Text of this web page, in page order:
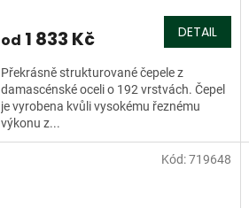
od 1 833 Kč DETAIL
Překrásně strukturované čepele z
damascénské oceli o 192 vrstvách. Čepel
je vyrobena kvůli vysokému řeznému
výkonu z...
Kód:719648